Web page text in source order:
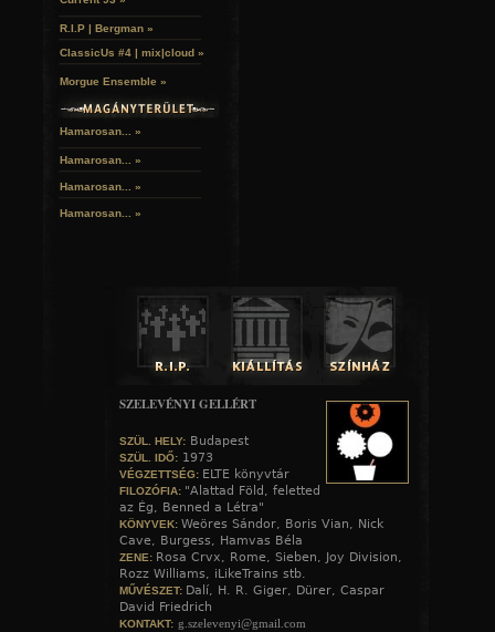
R.I.P | Bergman »
ClassicUs #4 | mix|cloud »
Morgue Ensemble »
Hamarosan... »
Hamarosan... »
Hamarosan... »
Hamarosan... »
SZELEVÉNYI GELLÉRT
SZÜL. HELY: Budapest
SZÜL. IDŐ: 1973
VÉGZETTSÉG: ELTE könyvtár
FILOZÓFIA: "Alattad Föld, feletted
az Ég, Benned a Létra"
KÖNYVEK: Weöres Sándor, Boris Vian, Nick
Cave, Burgess, Hamvas Béla
ZENE: Rosa Crvx, Rome, Sieben, Joy Division,
Rozz Williams, iLikeTrains stb.
MŰVÉSZET: Dalí, H. R. Giger, Dürer, Caspar
David Friedrich
KONTAKT: g.szelevenyi@gmail.com